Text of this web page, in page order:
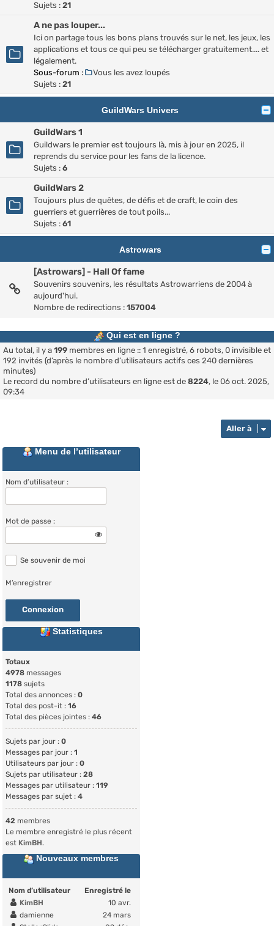
Sujets : 21
A ne pas louper...
Ici on partage tous les bons plans trouvés sur le net, les jeux, les
applications et tous ce qui peu se télécharger gratuitement.... et
légalement.
Sous-forum :
Vous les avez loupés
Sujets : 21
GuildWars Univers
GuildWars 1
Guildwars le premier est toujours là, mis à jour en 2025, il
reprends du service pour les fans de la licence.
Sujets : 6
GuildWars 2
Toujours plus de quêtes, de défis et de craft, le coin des
guerriers et guerrières de tout poils...
Sujets : 61
Astrowars
[Astrowars] - Hall Of fame
Souvenirs souvenirs, les résultats Astrowarriens de 2004 à
aujourd'hui.
Nombre de redirections : 157004
Qui est en ligne ?
Au total, il y a 199 membres en ligne :: 1 enregistré, 6 robots, 0 invisible et
192 invités (d’après le nombre d’utilisateurs actifs ces 240 dernières
minutes)
Le record du nombre d’utilisateurs en ligne est de 8224, le 06 oct. 2025,
09:34
Aller à
Menu de l’utilisateur
Nom d’utilisateur :
Mot de passe :
Se souvenir de moi
M’enregistrer
Statistiques
Totaux
4978 messages
1178 sujets
Total des annonces :0
Total des post-it :16
Total des pièces jointes :46
Sujets par jour :0
Messages par jour :1
Utilisateurs par jour :0
Sujets par utilisateur :28
Messages par utilisateur :119
Messages par sujet :4
42 membres
Le membre enregistré le plus récent
est KimBH.
Nouveaux membres
Nom d’utilisateur
Enregistré le
KimBH
10 avr.
damienne
24 mars